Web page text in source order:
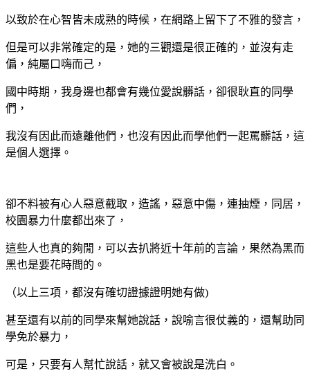
以致於在心智皆未成熟的時候，在網路上留下了不雅的發言，
但是可以非常確定的是，她的三觀還是很正確的，並沒有走
偏，純屬口嗨而己，
國中時期，我身邊也都會有幾位愛說髒話，卻很耿直的同學
們，
我沒有因此而遠離他們，也沒有因此而學他們一起罵髒話，這
是個人選擇。
卻不料被有心人惡意截取，造謠，惡意中傷，連抽煙，同居，
校園暴力什麼都出來了，
這些人也真的夠閒，可以去扒將近十年前的言論，果然為黑而
黑也是要花時間的。
（以上三項，都沒有確切證據證明她有做)
甚至還有以前的同學來幫她說話，說喻言很仗義的，還幫助同
學免於暴力，
可是，只要有人幫忙說話，就又會被說是洗白。